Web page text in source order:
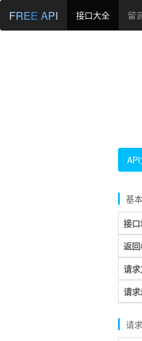
FREE API 接口大全 留
基
接口
返
请
请
请